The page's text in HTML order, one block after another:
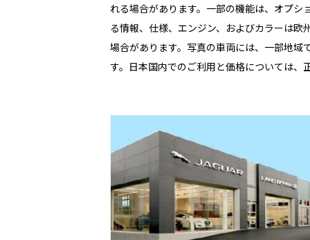
れる場合があります。一部の機能は、オプ
る情報、仕様、エンジン、およびカラーは
場合があります。写真の車両には、一部地
す。日本国内でのご利用と価格については、